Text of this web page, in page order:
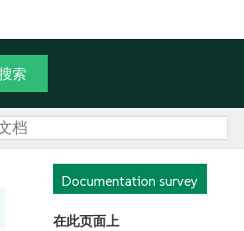
Documentation survey
在此页面上